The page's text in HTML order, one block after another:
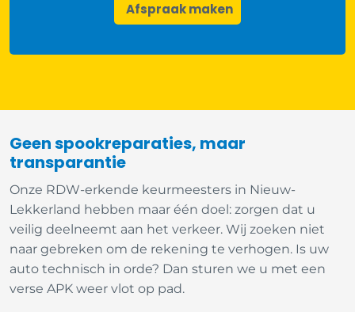
Afspraak maken
Geen spookreparaties, maar
transparantie
Onze RDW-erkende keurmeesters in Nieuw-
Lekkerland hebben maar één doel: zorgen dat u
veilig deelneemt aan het verkeer. Wij zoeken niet
naar gebreken om de rekening te verhogen. Is uw
auto technisch in orde? Dan sturen we u met een
verse APK weer vlot op pad.